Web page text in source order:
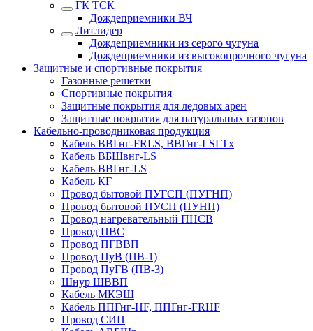
ГК ТСК
Дождеприемники ВЧ
Литлидер
Дождеприемники из серого чугуна
Дождеприемники из высокопрочного чугуна
Защитные и спортивные покрытия
Газонные решетки
Спортивные покрытия
Защитные покрытия для ледовых арен
Защитные покрытия для натуральных газонов
Кабельно-проводниковая продукция
Кабель ВВГнг-FRLS, ВВГнг-LSLTx
Кабель ВБШвнг-LS
Кабель ВВГнг-LS
Кабель КГ
Провод бытовой ПУГСП (ПУГНП)
Провод бытовой ПУСП (ПУНП)
Провод нагревательный ПНСВ
Провод ПВС
Провод ПГВВП
Провод ПуВ (ПВ-1)
Провод ПуГВ (ПВ-3)
Шнур ШВВП
Кабель МКЭШ
Кабель ППГнг-HF, ППГнг-FRHF
Провод СИП